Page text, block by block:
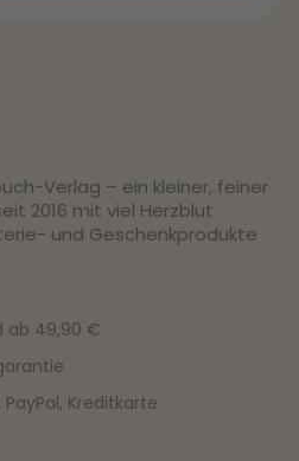
Verlag – ein kleiner, feiner
2016 mit viel Herzblut
und Geschenkprodukte
ab 49,90 €
Kreditkarte